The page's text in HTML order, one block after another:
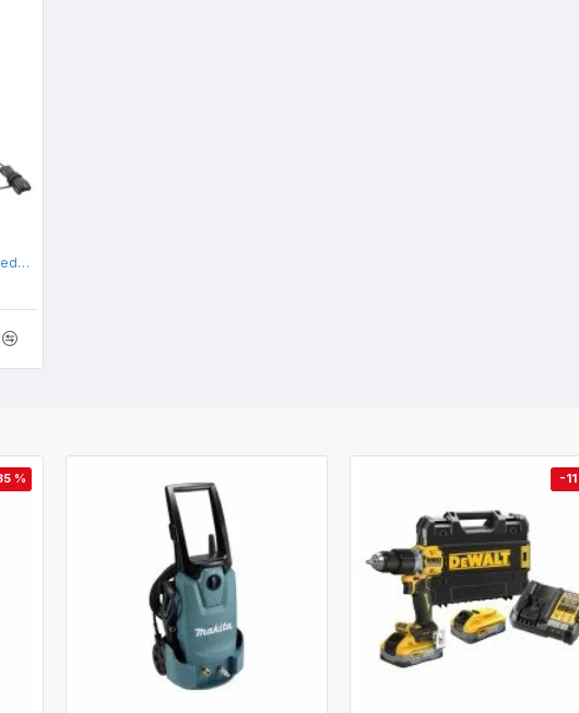
Masina de tuns gard viu AdvancedShear 18V-10 cu acumulator Bosch
% -